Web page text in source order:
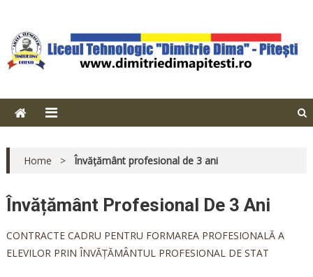
content
Liceul Tehnologic "Dimitrie
Dima" – Pitești
Home > Învățământ profesional de 3 ani
Învățământ Profesional De 3 Ani
CONTRACTE CADRU PENTRU FORMAREA PROFESIONALĂ A
ELEVILOR PRIN ÎNVĂȚĂMÂNTUL PROFESIONAL DE STAT